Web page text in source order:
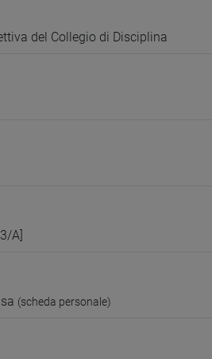
del Collegio di Disciplina
A]
(scheda personale)